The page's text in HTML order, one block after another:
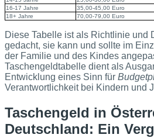
16-17 Jahre
35,00-45,00 Euro
18+ Jahre
70,00-79,00 Euro
Diese Tabelle ist als Richtlinie und
gedacht, sie kann und sollte im
der Familie und des Kindes
Taschengeldtabelle dient als
Entwicklung eines Sinn für
Verantwortlichkeit bei Kindern und
Taschengeld in
Deutschland: Ein